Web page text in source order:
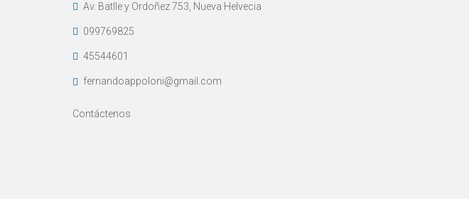
Av. Batlle y Ordoñez 753, Nueva Helvecia
099769825
45544601
fernandoappoloni@gmail.com
Contáctenos